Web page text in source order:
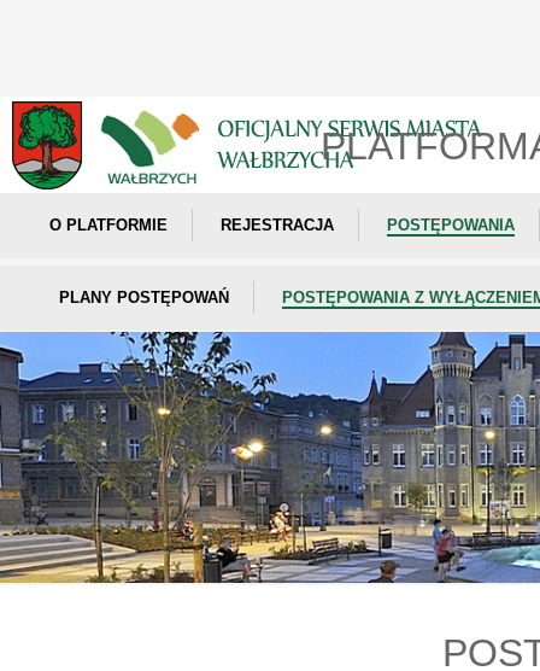
O PLATFORMIE REJESTRACJA POSTĘPOWANIA
PLANY POSTĘPOWAŃ POSTĘPOWANIA Z